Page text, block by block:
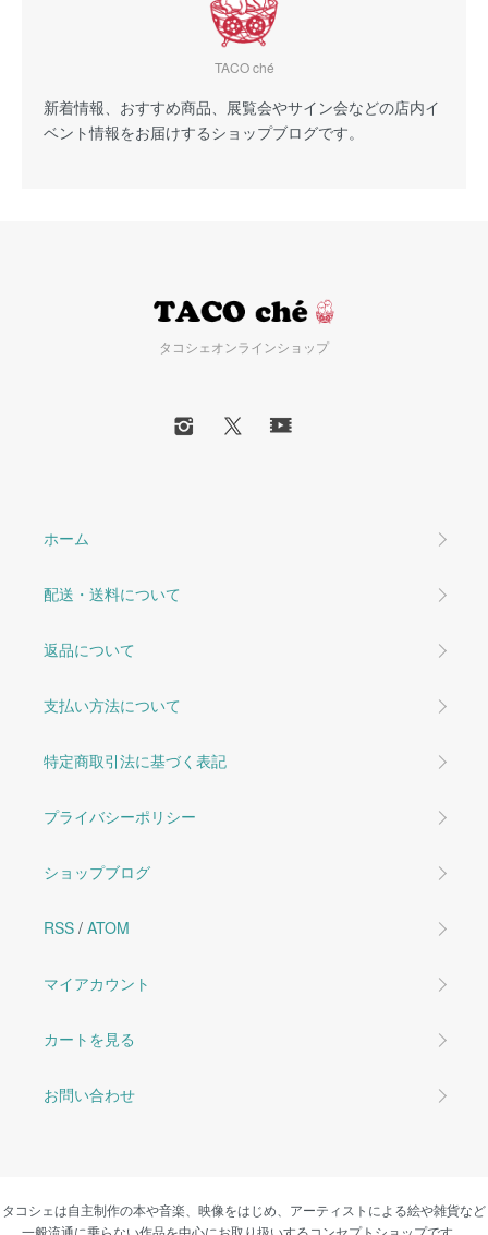
TACO ché
新着情報、おすすめ商品、展覧会やサイン会などの店内イ
ベント情報をお届けするショップブログです。
タコシェオンラインショップ
ホーム
配送・送料について
返品について
支払い方法について
特定商取引法に基づく表記
プライバシーポリシー
ショップブログ
RSS / ATOM
マイアカウント
カートを見る
お問い合わせ
タコシェは自主制作の本や音楽、映像をはじめ、アーティストによる絵や雑貨など